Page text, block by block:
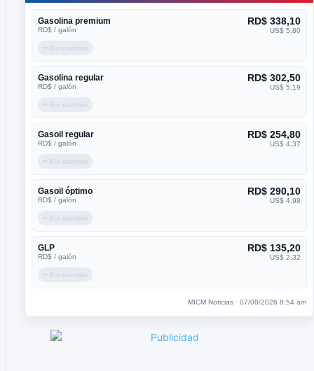
Gasolina premium
RD$ / galón
RD$ 338,10
US$ 5,80
━ Sin cambio
Gasolina regular
RD$ / galón
RD$ 302,50
US$ 5,19
━ Sin cambio
Gasoil regular
RD$ / galón
RD$ 254,80
US$ 4,37
━ Sin cambio
Gasoil óptimo
RD$ / galón
RD$ 290,10
US$ 4,98
━ Sin cambio
GLP
RD$ / galón
RD$ 135,20
US$ 2,32
━ Sin cambio
MICM Noticias · 07/08/2026 8:54 am